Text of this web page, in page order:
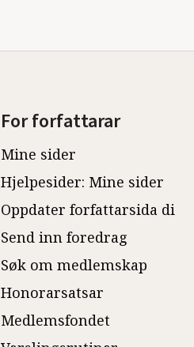
For forfattarar
Mine sider
Hjelpesider: Mine sider
Oppdater forfattarsida di
Send inn foredrag
Søk om medlemskap
Honorarsatsar
Medlemsfondet